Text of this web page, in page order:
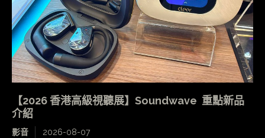
【2026 香港高級視聽展】Soundwave 重點新品
介紹
影音 2026-08-07